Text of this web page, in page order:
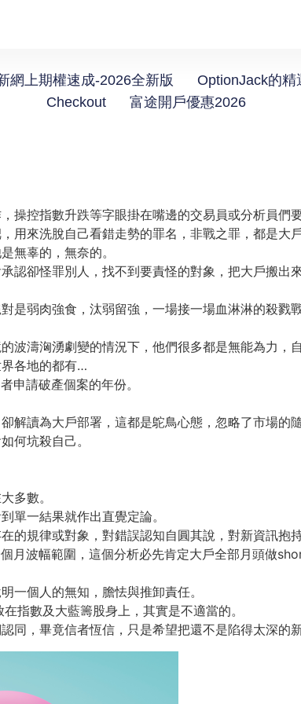
網上期權速成-2026全新版 OptionJack的精
Checkout
富途開戶優惠2026
操控指數升跌等字眼掛在嘴邊的交易員或分析員們要
用來洗脫自己看錯走勢的罪名，非戰之罪，都是大
無辜的，無奈的。
認卻怪罪別人，找不到要責怪的對象，把大戶搬出
是弱肉強食，汰弱留強，一場接一場血淋淋的殺戮
波濤洶湧劇變的情況下，他們很多都是無能為力，自
各地的都有…
申請破產個案的年份。
讀為大戶部署，這都是鴕鳥心態，忽略了市場的隨
何坑殺自己。
多數。
單一結果就作出直覺定論。
的規律或對象，對錯誤認知自圓其說，對新資訊抱
月波幅範圍，這個分析必先肯定大戶全部月頭做
一個人的無知，膽怯與推卸責任。
指數及大藍籌股身上，其實是不適當的。
同，畢竟信者恆信，只是希望把還不是陷得太深的